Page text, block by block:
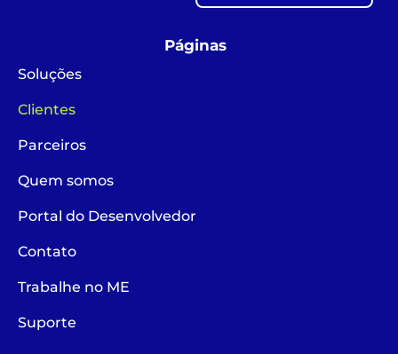
Páginas
Soluções
Clientes
Parceiros
Quem somos
Portal do Desenvolvedor
Contato
Trabalhe no ME
Suporte